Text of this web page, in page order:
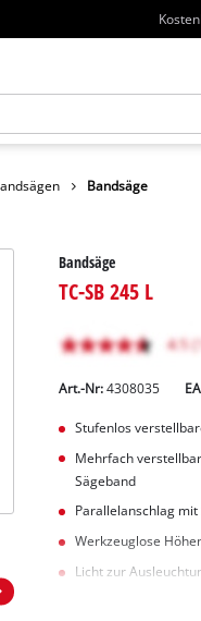
Bandsäge
Bandsäge
TC-SB 245 L
Art.-Nr:4308035
Stufenlos
Mehrfach
Sägeband
Parallelanschlag
Werkzeuglose
Licht zur